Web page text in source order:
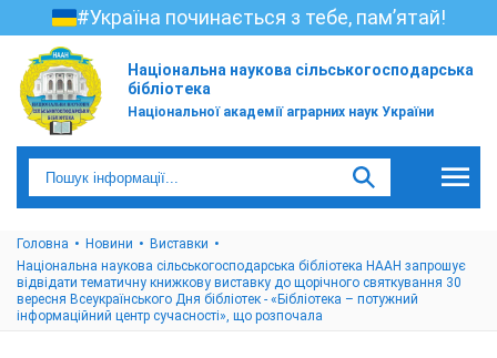
#Україна починається з тебе, пам’ятай!
Національна наукова сільськогосподарська
бібліотека
Національної академії аграрних наук України
Головна Новини
Виставки
Національна наукова сільськогосподарська бібліотека НААН запрошує
відвідати тематичну книжкову виставку до щорічного святкування 30
вересня Всеукраїнського Дня бібліотек - «Бібліотека – потужний
інформаційний центр сучасності», що розпочала